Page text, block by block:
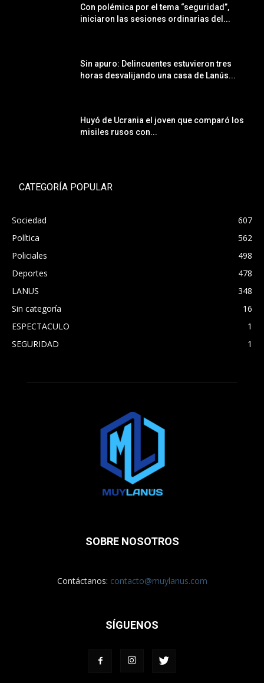
Con polémica por el tema “seguridad”,
iniciaron las sesiones ordinarias del...
Sin apuro: Delincuentes estuvieron tres
horas desvalijando una casa de Lanús...
Huyó de Ucrania el joven que comparó los
misiles rusos con...
CATEGORÍA POPULAR
Sociedad
607
Política
562
Policiales
498
Deportes
478
LANUS
348
Sin categoría
16
ESPECTACULO
1
SEGURIDAD
1
SOBRE NOSOTROS
Contáctanos: contacto@muylanus.com
SÍGUENOS